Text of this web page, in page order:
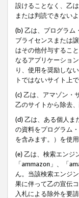
設けることなく、乙
または判読できない
(b) 乙は、プログラム
ブライセンスまたは
はその他付与するこ
なるアプリケーショ
り、使用を奨励しな
トではないサイト上
(c) 乙は、アマゾン・
乙のサイトから除去
(d) 乙は、ある個人ま
の資料をプログラム
を含みます。）を使
(e) 乙は、検索エンジ
「ammazon」、「
ん。当該検索エンジ
果に伴って乙の宣伝
入札による除外を要